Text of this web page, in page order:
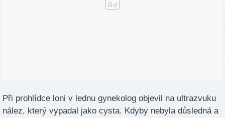
Při prohlídce loni v lednu gynekolog objevil na ultrazvuku
nález, který vypadal jako cysta. Kdyby nebyla důsledná a